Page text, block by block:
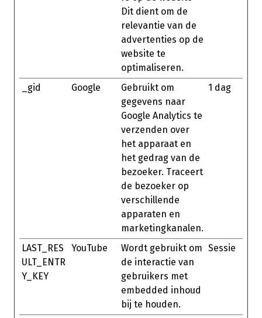
Dit dient om de
relevantie van de
advertenties op de
website te
optimaliseren.
_gid
Google
Gebruikt om
gegevens naar
Google Analytics te
verzenden over
het apparaat en
het gedrag van de
bezoeker. Traceert
de bezoeker op
verschillende
apparaten en
marketingkanalen.
1 dag
LAST_RES
ULT_ENTR
Y_KEY
YouTube
Wordt gebruikt om
de interactie van
gebruikers met
embedded inhoud
bij te houden.
Sessie